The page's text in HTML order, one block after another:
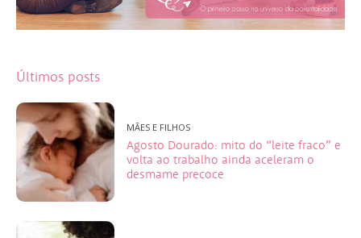
Últimos posts
MÃES E FILHOS
Agosto Dourado: mito do “leite fraco” e
volta ao trabalho ainda aceleram o
desmame precoce